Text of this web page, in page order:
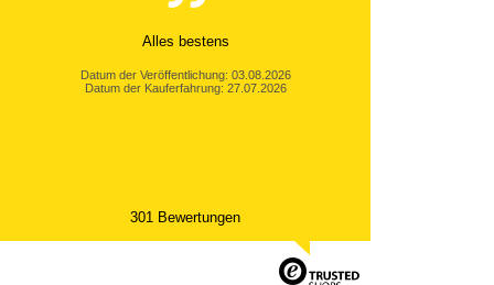
Alles bestens
Datum der Veröffentlichung: 03.08.2026
Datum der Kauferfahrung: 27.07.2026
301 Bewertungen